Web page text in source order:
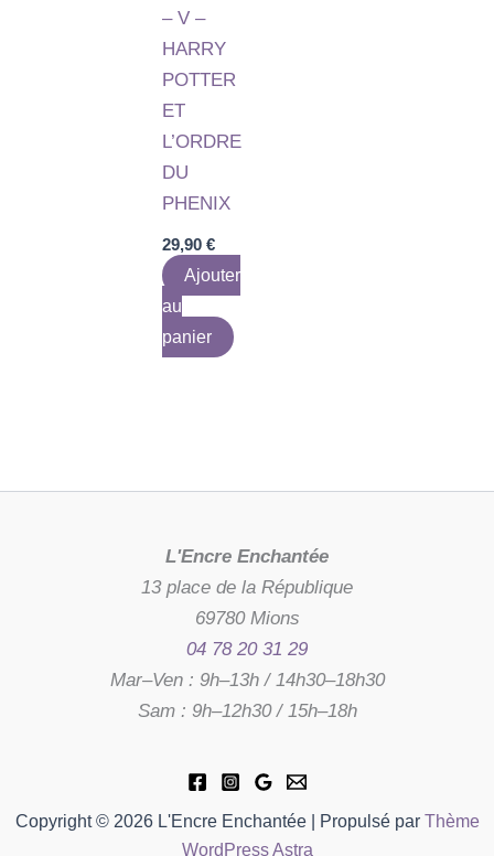
– V –
HARRY
POTTER
ET
L’ORDRE
DU
PHENIX
29,90€
Ajouter
au
panier
L'Encre Enchantée
13 place de la République
69780 Mions
04 78 20 31 29
Mar–Ven : 9h–13h / 14h30–18h30
Sam : 9h–12h30 / 15h–18h
Copyright © 2026 L'Encre Enchantée | Propulsé par Thème
WordPress Astra